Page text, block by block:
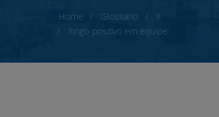
Home Glossário
X
Xingo positivo em equipe